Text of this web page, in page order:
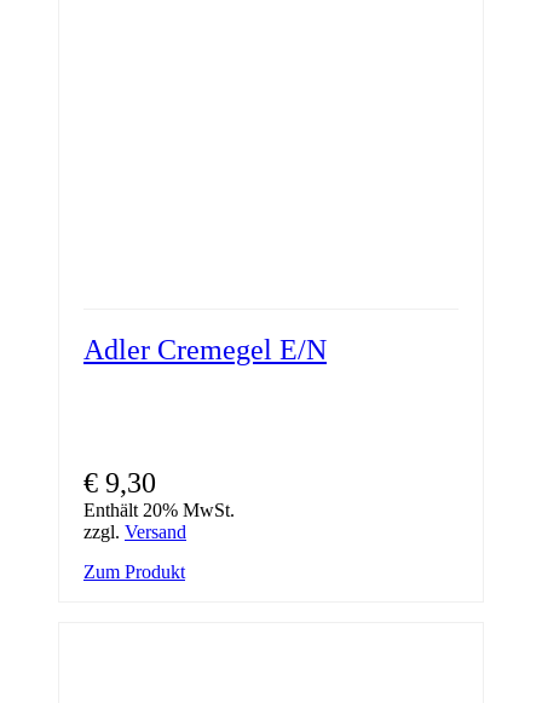
Adler Cremegel E/N
€ 9,30
Enthält 20% MwSt.
zzgl. Versand
Zum Produkt